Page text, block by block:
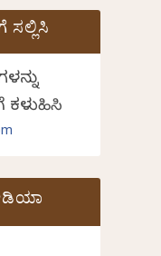
ಸಲ್ಲಿಸಿ
ಕಳುಹಿಸಿ